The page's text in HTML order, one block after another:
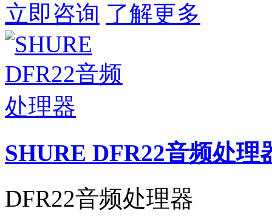
立即咨询 了解更多
SHURE DFR22音频处理
DFR22音频处理器